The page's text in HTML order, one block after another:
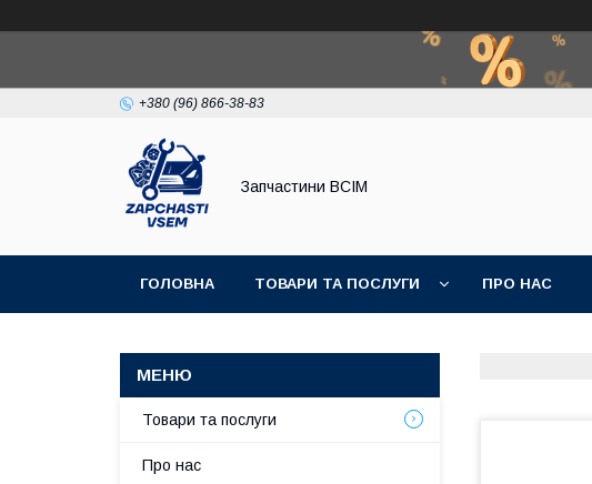
+380 (96) 866-38-83
Запчастини ВСІМ
ГОЛОВНА ТОВАРИ ТА ПОСЛУГИ ПРО НАС
Товари та послуги
Про нас